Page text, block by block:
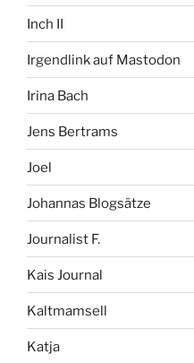
Inch II
Irgendlink auf Mastodon
Irina Bach
Jens Bertrams
Joel
Johannas Blogsätze
Journalist F.
Kais Journal
Kaltmamsell
Katja